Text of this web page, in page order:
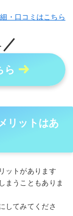
・口コミはこちら
ら
リットはあ
ットがあります
まうこともありま
してみてくださ